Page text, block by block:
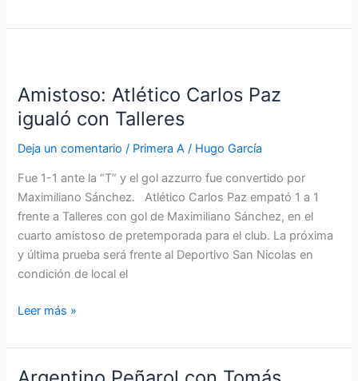
Amistoso: Atlético Carlos Paz
igualó con Talleres
Deja un comentario / Primera A / Hugo García
Fue 1-1 ante la “T” y el gol azzurro fue convertido por
Maximiliano Sánchez. Atlético Carlos Paz empató 1 a 1
frente a Talleres con gol de Maximiliano Sánchez, en el
cuarto amistoso de pretemporada para el club. La próxima
y última prueba será frente al Deportivo San Nicolas en
condición de local el
Carlos
Paz
igualó
con
Talleres
Leer más »
Argentino